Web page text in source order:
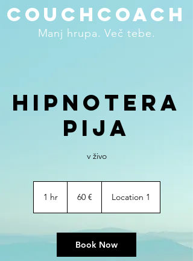
couchcoach
Manj hrupa. Več tebe.
Hipnotera
pija
v živo
1 hr1
60 € Location 1
Book Now